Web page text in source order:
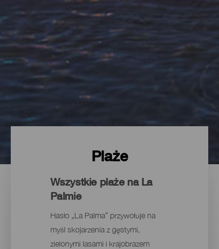
Plaże
Wszystkie plaże na La
Palmie
Hasło „La Palma” przywołuje na
myśl skojarzenia z gęstymi,
zielonymi lasami i krajobrazem